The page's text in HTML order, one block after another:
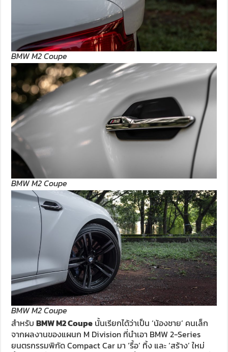
BMW M2 Coupe
BMW M2 Coupe
BMW M2 Coupe
สำหรับBMW M2 Coupe นั้นเรียกได้ว่าเป็น ‘น้องชาย’ คนเล็ก
จากผลงานของแผนก M Division ที่นำเอา BMW 2-Series
ยนตรกรรมพิกัด Compact Car มา ‘รื้อ’ ทิ้ง และ ‘สร้าง’ ใหม่